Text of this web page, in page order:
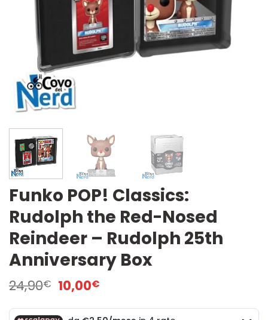
Funko POP! Classics:
Rudolph the Red-Nosed
Reindeer – Rudolph 25th
Anniversary Box
24,90€ Il
prezzo
originale
10,00€
attuale